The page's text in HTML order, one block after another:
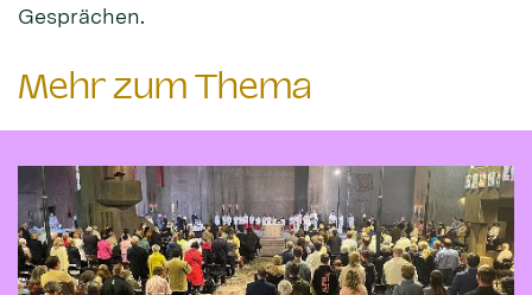
Gesprächen.
Mehr zum Thema